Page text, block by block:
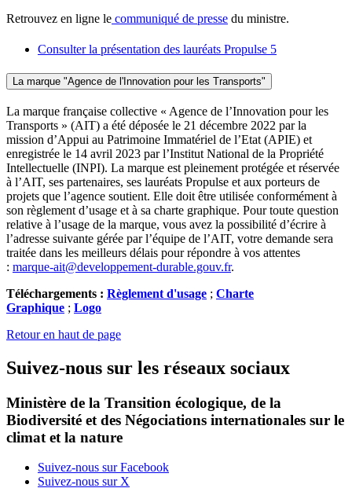
Retrouvez en ligne le communiqué de presse du ministre.
Consulter la présentation des lauréats Propulse 5
La marque "Agence de l'Innovation pour les Transports"
La marque française collective « Agence de l’Innovation pour les
Transports » (AIT) a été déposée le 21 décembre 2022 par la
mission d’Appui au Patrimoine Immatériel de l’Etat (APIE) et
enregistrée le 14 avril 2023 par l’Institut National de la Propriété
Intellectuelle (INPI). La marque est pleinement protégée et réservée
à l’AIT, ses partenaires, ses lauréats Propulse et aux porteurs de
projets que l’agence soutient. Elle doit être utilisée conformément à
son règlement d’usage et à sa charte graphique. Pour toute question
relative à l’usage de la marque, vous avez la possibilité d’écrire à
l’adresse suivante gérée par l’équipe de l’AIT, votre demande sera
traitée dans les meilleurs délais pour répondre à vos attentes
: marque-ait@developpement-durable.gouv.fr.
Téléchargements : Règlement d'usage ; Charte
Graphique ; Logo
Retour en haut de page
Suivez-nous sur les réseaux sociaux
Ministère de la Transition écologique, de la
Biodiversité et des Négociations internationales sur le
climat et la nature
Suivez-nous sur Facebook
Suivez-nous sur X